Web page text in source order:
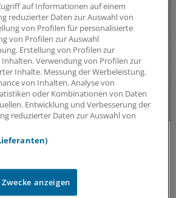
Wirksamkeit
Zystitis
zur Prophylaxe rezidivierender
bei E. coli und zur
Antibiotika – basierend auf
auf Informationen auf einem
reduzierter Daten zur Auswahl von
von Profilen für personalisierte
von Profilen zur Auswahl
Erstellung von Profilen zur
Verwendung von Profilen zur
Inhalte. Messung der Werbeleistung.
von Inhalten. Analyse von
oder Kombinationen von Daten
Entwicklung und Verbesserung der
reduzierter Daten zur Auswahl von
Zwecke anzeigen